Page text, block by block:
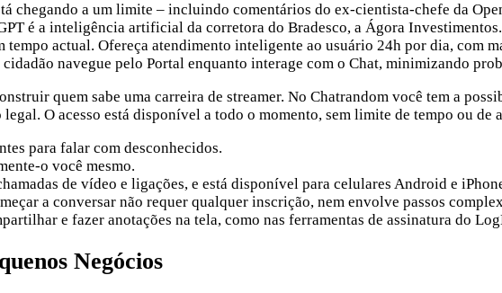
chegando a um limite – incluindo comentários do ex-cientista-chefe da
é a inteligência artificial da corretora do Bradesco, a Ágora
actual. Ofereça atendimento inteligente ao usuário 24h por dia, com
navegue pelo Portal enquanto interage com o Chat, minimizando
quem sabe uma carreira de streamer. No Chatrandom você tem a
O acesso está disponível a todo o momento, sem limite de tempo ou de
para falar com desconhecidos.
o você mesmo.
de vídeo e ligações, e está disponível para celulares Android e
a conversar não requer qualquer inscrição, nem envolve passos
e fazer anotações na tela, como nas ferramentas de assinatura do
Negócios